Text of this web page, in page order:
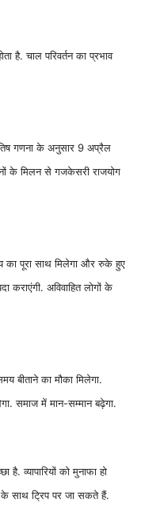
है. चाल परिवर्तन का प्रभाव
गणना के अनुसार 9 अप्रैल
के मिलन से गजकेसरी राजयोग
का पूरा साथ मिलेगा और रुके हुए
अविवाहित लोगों के
बीताने का मौका मिलेगा.
समाज में मान-सम्मान बढ़ेगा.
व्यापारियों को मुनाफा हो
के साथ ट्रिप पर जा सकते हैं.